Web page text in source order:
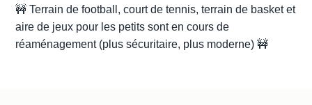
🚧 Terrain de football, court de tennis, terrain de basket et
aire de jeux pour les petits sont en cours de
réaménagement (plus sécuritaire, plus moderne) 🚧